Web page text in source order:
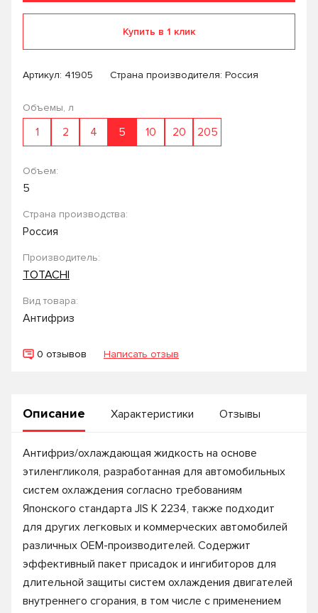
Купить в 1 клик
Артикул: 41905 Страна производителя: Россия
Объемы, л
1 2 4 5 10 20 205
Объем:
5
Страна производства:
Россия
Производитель:
TOTACHI
Вид товара:
Антифриз
0 отзывов Написать отзыв
Описание Характеристики Отзывы
Антифриз/охлаждающая жидкость на основе
этиленгликоля, разработанная для автомобильных
систем охлаждения согласно требованиям
Японского стандарта JIS K 2234, также подходит
для других легковых и коммерческих автомобилей
различных ОЕМ-производителей. Содержит
эффективный пакет присадок и ингибиторов для
длительной защиты систем охлаждения двигателей
внутреннего сгорания, в том числе с применением